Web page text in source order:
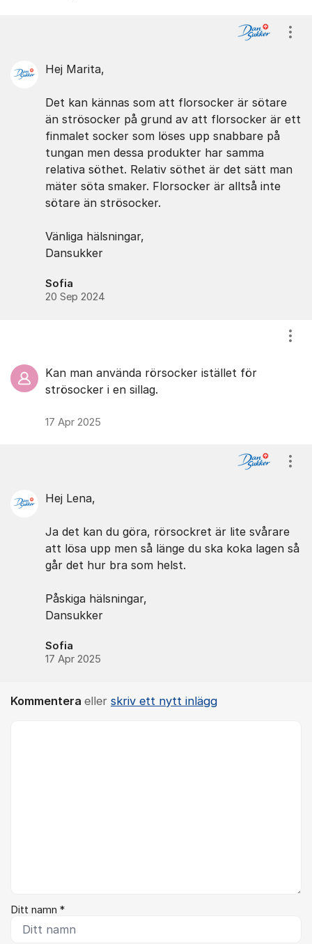
Hej Marita,
Det kan kännas som att florsocker är sötare
än strösocker på grund av att florsocker är ett
finmalet socker som löses upp snabbare på
tungan men dessa produkter har samma
relativa söthet. Relativ söthet är det sätt man
mäter söta smaker. Florsocker är alltså inte
sötare än strösocker.
Vänliga hälsningar,
Dansukker
Sofia
20 Sep 2024
Kan man använda rörsocker istället för
strösocker i en sillag.
17 Apr 2025
Hej Lena,
Ja det kan du göra, rörsockret är lite svårare
att lösa upp men så länge du ska koka lagen så
går det hur bra som helst.
Påskiga hälsningar,
Dansukker
Sofia
17 Apr 2025
Kommentera eller skriv ett nytt inlägg
Ditt namn *